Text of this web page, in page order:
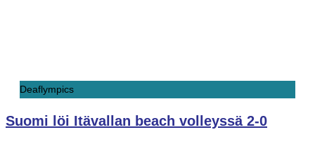
Deaflympics
Suomi löi Itävallan beach volleyssä 2-0